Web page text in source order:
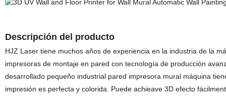
Descripción del producto
HJZ Laser tiene muchos años de experiencia en la industria de la
impresoras de montaje en pared con tecnología de producción
desarrollado pequeño industrial pared impresora mural máquina
impresión es perfecta y colorida. Puede achieave 3D efecto